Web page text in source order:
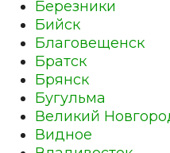
Березники
Бийск
Благовещенск
Братск
Брянск
Бугульма
Великий
Видное